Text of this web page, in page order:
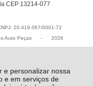
e personalizar nossa
e em serviços de
CEP 13214-077
20.419.067/0001-72
Auto Peças - 2026